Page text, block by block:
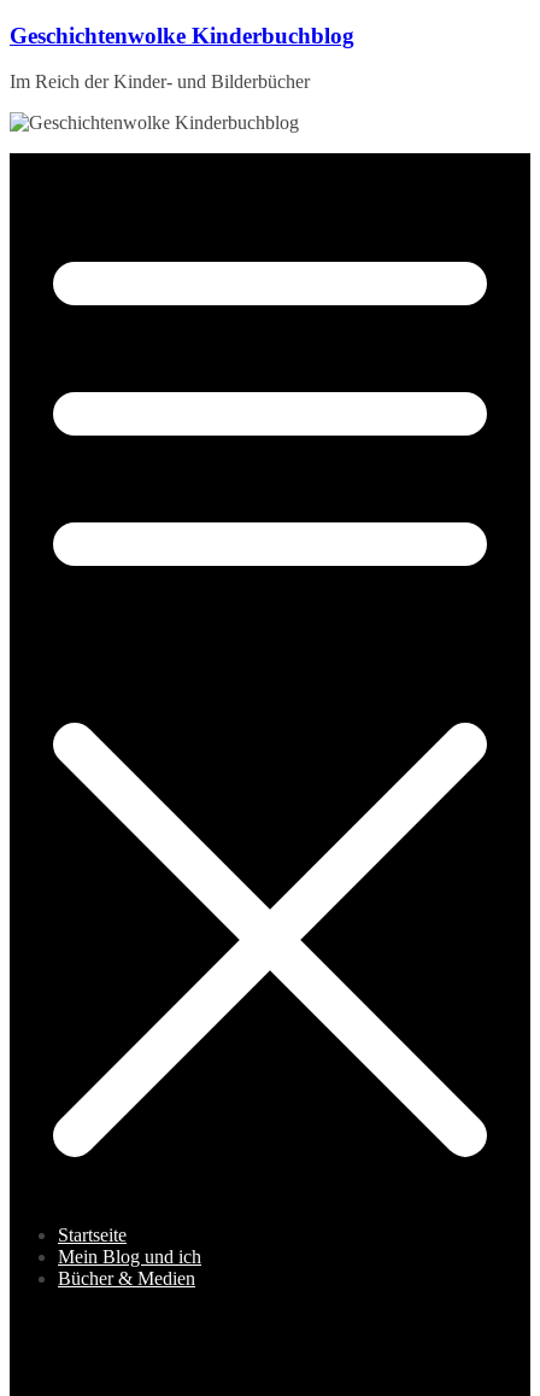
Zum
springen
Geschichtenwolke Kinderbuchblog
Im Reich der Kinder- und Bilderbücher
Startseite
Mein Blog und ich
Bücher & Medien